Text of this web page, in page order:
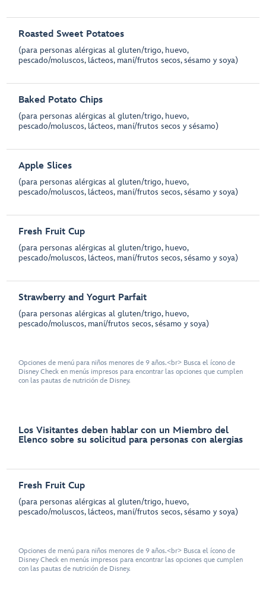
Roasted Sweet Potatoes
(para personas alérgicas al gluten/trigo, huevo,
pescado/moluscos, lácteos, maní/frutos secos, sésamo y soya)
Baked Potato Chips
(para personas alérgicas al gluten/trigo, huevo,
pescado/moluscos, lácteos, maní/frutos secos y sésamo)
Apple Slices
(para personas alérgicas al gluten/trigo, huevo,
pescado/moluscos, lácteos, maní/frutos secos, sésamo y soya)
Fresh Fruit Cup
(para personas alérgicas al gluten/trigo, huevo,
pescado/moluscos, lácteos, maní/frutos secos, sésamo y soya)
Strawberry and Yogurt Parfait
(para personas alérgicas al gluten/trigo, huevo,
pescado/moluscos, maní/frutos secos, sésamo y soya)
Opciones de menú para niños menores de 9 años.<br> Busca el ícono de
Disney Check en menús impresos para encontrar las opciones que cumplen
con las pautas de nutrición de Disney.
Los Visitantes deben hablar con un Miembro del
Elenco sobre su solicitud para personas con alergias
Fresh Fruit Cup
(para personas alérgicas al gluten/trigo, huevo,
pescado/moluscos, lácteos, maní/frutos secos, sésamo y soya)
Opciones de menú para niños menores de 9 años.<br> Busca el ícono de
Disney Check en menús impresos para encontrar las opciones que cumplen
con las pautas de nutrición de Disney.